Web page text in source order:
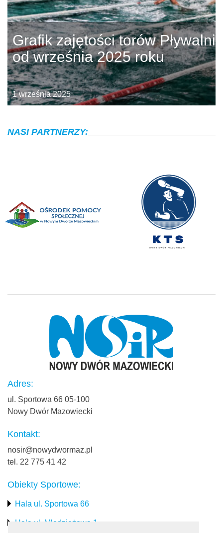
Grafik zajętości torów Pływalni
od września 2025 roku
1 września 2025
NASI PARTNERZY:
Adres:
ul. Sportowa 66 05-100
Nowy Dwór Mazowiecki
Kontakt:
nosir@nowydwormaz.pl
tel. 22 775 41 42
Obiekty Sportowe:
Hala ul. Sportowa 66
Hala ul. Młodzieżowa 1